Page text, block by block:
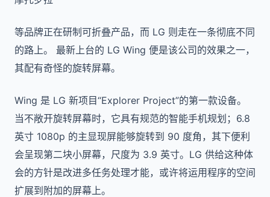
等品牌正在研制可折叠产品，而 LG 则走在一条彻底不同
的路上。 最新上台的 LG Wing 便是该公司的效果之一，
其配有奇怪的旋转屏幕。
Wing 是 LG 新项目“Explorer Project”的第一款设备。
当不敞开旋转屏幕时，它具有规范的智能手机规划；6.8
英寸 1080p 的主显现屏能够旋转到 90 度角，其下便利
会呈现第二块小屏幕，尺度为 3.9 英寸。LG 供给这种体
会的方针是改进多任务处理才能，或许将运用程序的空间
扩展到附加的屏幕上。